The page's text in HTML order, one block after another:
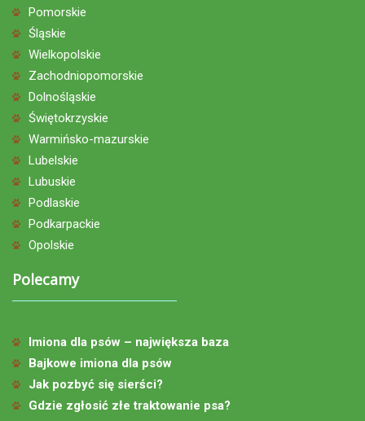
Pomorskie
Śląskie
Wielkopolskie
Zachodniopomorskie
Dolnośląskie
Świętokrzyskie
Warmińsko-mazurskie
Lubelskie
Lubuskie
Podlaskie
Podkarpackie
Opolskie
Polecamy
Imiona dla psów – największa baza
Bajkowe imiona dla psów
Jak pozbyć się sierści?
Gdzie zgłosić złe traktowanie psa?